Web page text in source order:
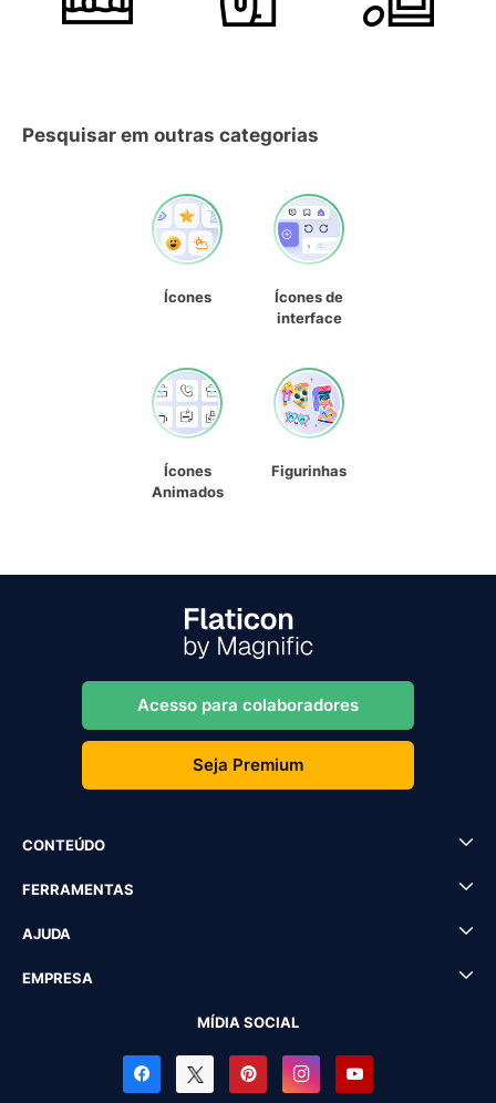
Pesquisar em outras categorias
Ícones
Ícones de
interface
Ícones
Animados
Figurinhas
Acesso para colaboradores
Seja Premium
CONTEÚDO
FERRAMENTAS
AJUDA
EMPRESA
MÍDIA SOCIAL